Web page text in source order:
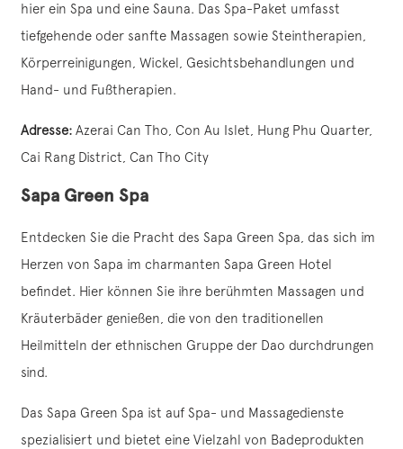
hier ein Spa und eine Sauna. Das Spa-Paket umfasst
tiefgehende oder sanfte Massagen sowie Steintherapien,
Körperreinigungen, Wickel, Gesichtsbehandlungen und
Hand- und Fußtherapien.
Adresse: Azerai Can Tho, Con Au Islet, Hung Phu Quarter,
Cai Rang District, Can Tho City
Sapa Green Spa
Entdecken Sie die Pracht des Sapa Green Spa, das sich im
Herzen von Sapa im charmanten Sapa Green Hotel
befindet. Hier können Sie ihre berühmten Massagen und
Kräuterbäder genießen, die von den traditionellen
Heilmitteln der ethnischen Gruppe der Dao durchdrungen
sind.
Das Sapa Green Spa ist auf Spa- und Massagedienste
spezialisiert und bietet eine Vielzahl von Badeprodukten